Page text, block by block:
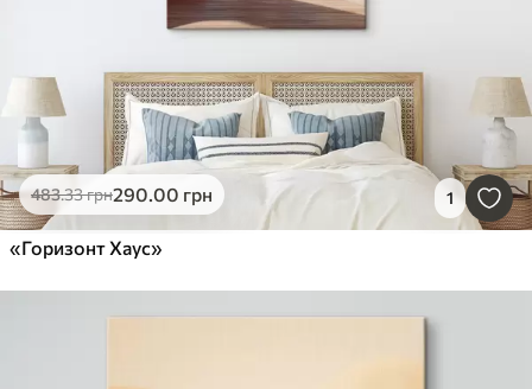
483.33грн290 .00 грн 1
«Горизонт Хаус»